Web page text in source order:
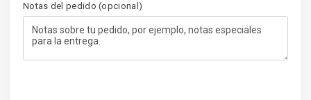
Notas del pedido(opcional)